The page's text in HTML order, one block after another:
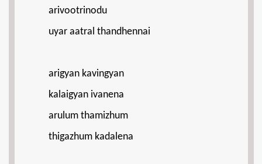
arivootrinodu
uyar aatral thandhennai
arigyan kavingyan
kalaigyan ivanena
arulum thamizhum
thigazhum kadalena